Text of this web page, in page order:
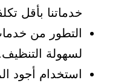
خدماتنا بأقل
التطور من
لسهولة
استخدام أجود